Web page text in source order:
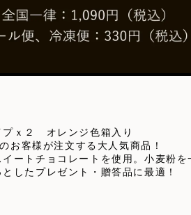
プｘ２ オレンジ色箱入り
客様が注文する大人気商品！
ートチョコレートを使用。小麦粉
したプレゼント・贈答品に最適！